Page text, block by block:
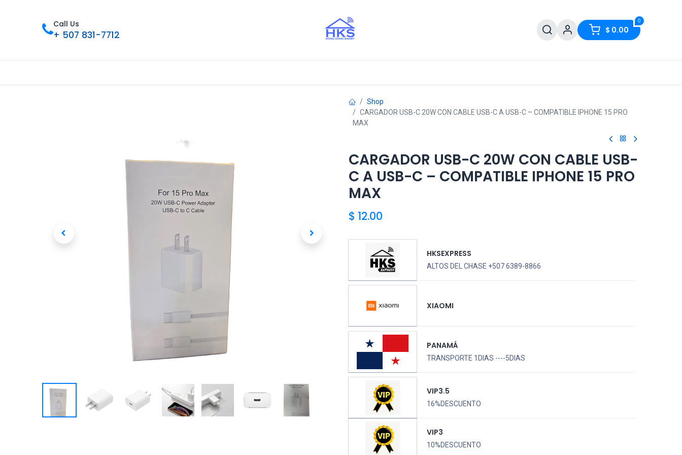
Call Us
+ 507 831-7712
0
$ 0.00
Shop
CARGADOR USB-C 20W CON CABLE USB-C A USB-C – COMPATIBLE IPHONE 15 PRO
MAX
CARGADOR USB-C 20W CON CABLE USB-
C A USB-C – COMPATIBLE IPHONE 15 PRO
MAX
$ 12.00
HKSEXPRESS
ALTOS DEL CHASE +507 6389-8866
XIAOMI
PANAMÁ
TRANSPORTE 1DIAS ----5DIAS
VIP3.5
16%DESCUENTO
VIP3
10%DESCUENTO